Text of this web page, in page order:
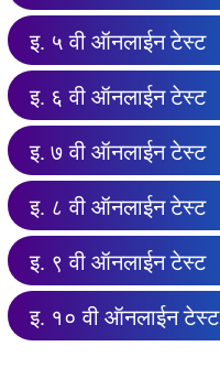
इ. ५ वी ऑनलाईन टेस्ट
इ. ६ वी ऑनलाईन टेस्ट
इ. ७ वी ऑनलाईन टेस्ट
इ. ८ वी ऑनलाईन टेस्ट
इ. ९ वी ऑनलाईन टेस्ट
इ. १० वी ऑनलाईन टेस्ट